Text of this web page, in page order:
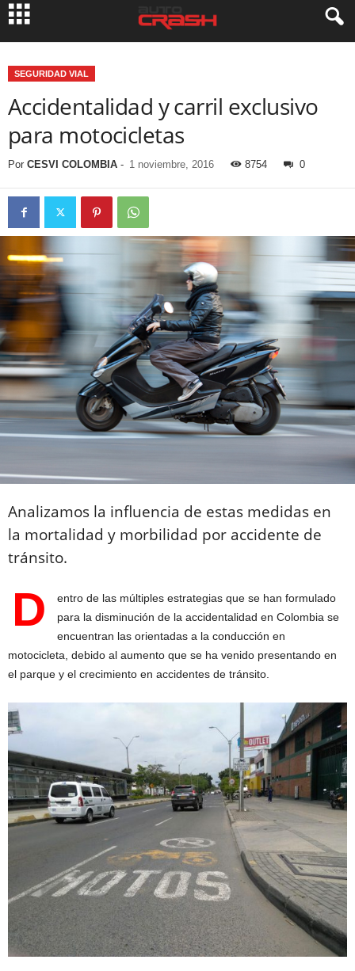
SEGURIDAD VIAL
Accidentalidad y carril exclusivo
para motocicletas
Por CESVI COLOMBIA - 1 noviembre, 2016 8754 0
Analizamos la influencia de estas medidas en
la mortalidad y morbilidad por accidente de
tránsito.
D
entro de las múltiples estrategias que se han formulado
para la disminución de la accidentalidad en Colombia se
encuentran las orientadas a la conducción en
motocicleta, debido al aumento que se ha venido presentando en
el parque y el crecimiento en accidentes de tránsito.